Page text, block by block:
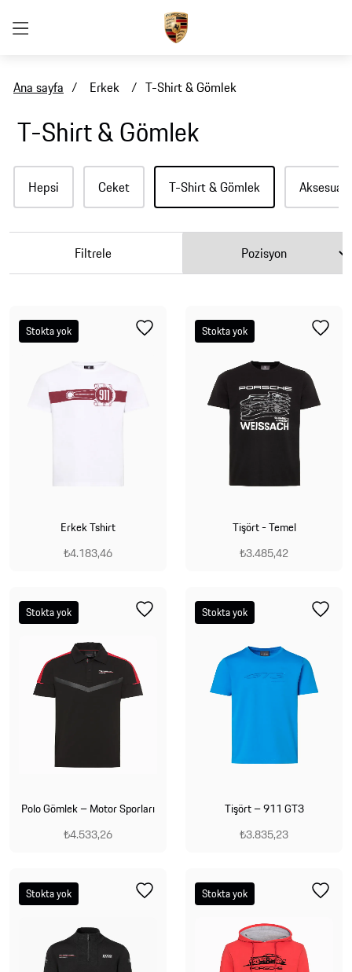
Ana sayfa / Erkek / T-Shirt & Gömlek
T-Shirt & Gömlek
Hepsi Ceket T-Shirt & Gömlek Aksesuar
Filtrele
Stokta yok
Erkek Tshirt
₺4.183,46
Stokta yok
Tişört - Temel
₺3.485,42
Stokta yok
Polo Gömlek – Motor Sporları
₺4.533,26
Stokta yok
Tişört – 911 GT3
₺3.835,23
Stokta yok Stokta yok